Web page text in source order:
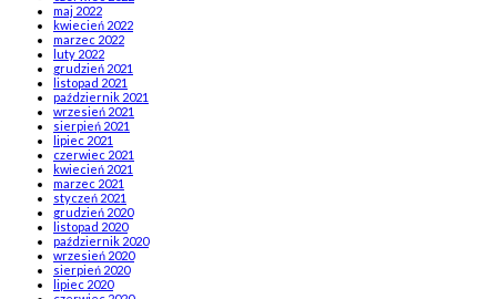
maj 2022
kwiecień 2022
marzec 2022
luty 2022
grudzień 2021
listopad 2021
październik 2021
wrzesień 2021
sierpień 2021
lipiec 2021
czerwiec 2021
kwiecień 2021
marzec 2021
styczeń 2021
grudzień 2020
listopad 2020
październik 2020
wrzesień 2020
sierpień 2020
lipiec 2020